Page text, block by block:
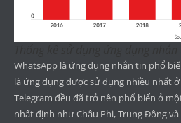
WhatsApp là ứng dụng nhắn tin phổ
là ứng dụng được sử dụng nhiều nhất ở
Telegram đều đã trở nên phổ biến ở
nhất định như Châu Phi, Trung Đông